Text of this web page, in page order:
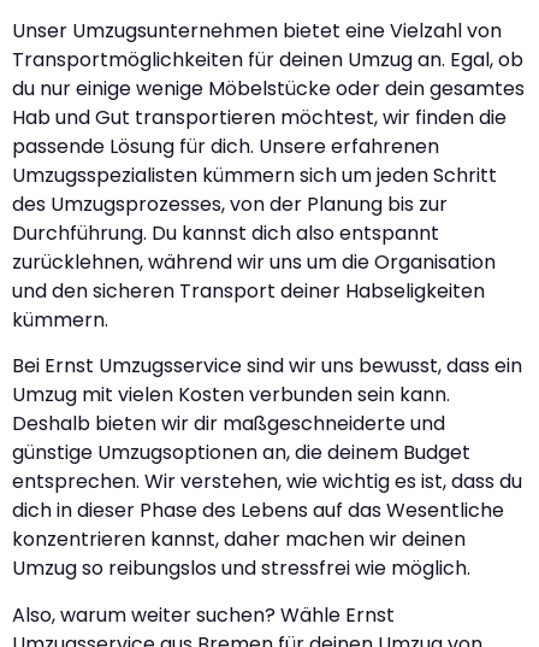
Unser Umzugsunternehmen bietet eine Vielzahl von
Transportmöglichkeiten für deinen Umzug an. Egal, ob
du nur einige wenige Möbelstücke oder dein gesamtes
Hab und Gut transportieren möchtest, wir finden die
passende Lösung für dich. Unsere erfahrenen
Umzugsspezialisten kümmern sich um jeden Schritt
des Umzugsprozesses, von der Planung bis zur
Durchführung. Du kannst dich also entspannt
zurücklehnen, während wir uns um die Organisation
und den sicheren Transport deiner Habseligkeiten
kümmern.
Bei Ernst Umzugsservice sind wir uns bewusst, dass ein
Umzug mit vielen Kosten verbunden sein kann.
Deshalb bieten wir dir maßgeschneiderte und
günstige Umzugsoptionen an, die deinem Budget
entsprechen. Wir verstehen, wie wichtig es ist, dass du
dich in dieser Phase des Lebens auf das Wesentliche
konzentrieren kannst, daher machen wir deinen
Umzug so reibungslos und stressfrei wie möglich.
Also, warum weiter suchen? Wähle Ernst